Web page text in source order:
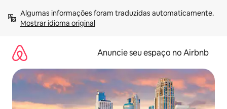
para
Mostrar idioma original
Anuncie seu espaço no Airbnb